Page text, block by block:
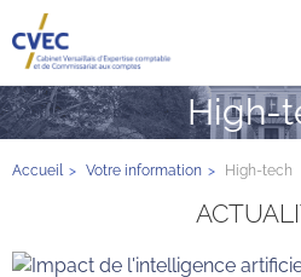
High-
Accueil Votre information High-tech